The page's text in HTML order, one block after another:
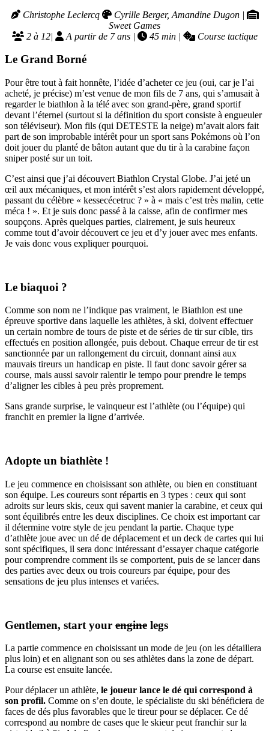
Christophe Leclercq
Cyrille Berger, Amandine Dugon |
Sweet Games
2 à 12|
A partir de 7 ans | 45 min | Course tactique
Le Grand Borné
Pour être tout à fait honnête, l’idée d’acheter ce jeu (oui, car je l’ai
acheté, je précise) m’est venue de mon fils de 7 ans, qui s’amusait à
regarder le biathlon à la télé avec son grand-père, grand sportif
devant l’éternel (surtout si la définition du sport consiste à engueuler
son téléviseur). Mon fils (qui DETESTE la neige) m’avait alors fait
part de son improbable intérêt pour un sport sans Pokémons où l’on
doit jouer du planté de bâton autant que du tir à la carabine façon
sniper posté sur un toit.
C’est ainsi que j’ai découvert Biathlon Crystal Globe. J’ai jeté un
œil aux mécaniques, et mon intérêt s’est alors rapidement développé,
passant du célèbre « kessecécetruc ? » à « mais c’est très malin, cette
méca ! ». Et je suis donc passé à la caisse, afin de confirmer mes
soupçons. Après quelques parties, clairement, je suis heureux
comme tout d’avoir découvert ce jeu et d’y jouer avec mes enfants.
Je vais donc vous expliquer pourquoi.
Le biaquoi ?
Comme son nom ne l’indique pas vraiment, le Biathlon est une
épreuve sportive dans laquelle les athlètes, à ski, doivent effectuer
un certain nombre de tours de piste et de séries de tir sur cible, tirs
effectués en position allongée, puis debout. Chaque erreur de tir est
sanctionnée par un rallongement du circuit, donnant ainsi aux
mauvais tireurs un handicap en piste. Il faut donc savoir gérer sa
course, mais aussi savoir ralentir le tempo pour prendre le temps
d’aligner les cibles à peu près proprement.
Sans grande surprise, le vainqueur est l’athlète (ou l’équipe) qui
franchit en premier la ligne d’arrivée.
Adopte un biathlète !
Le jeu commence en choisissant son athlète, ou bien en constituant
son équipe. Les coureurs sont répartis en 3 types : ceux qui sont
adroits sur leurs skis, ceux qui savent manier la carabine, et ceux qui
sont équilibrés entre les deux disciplines. Ce choix est important car
il détermine votre style de jeu pendant la partie. Chaque type
d’athlète joue avec un dé de déplacement et un deck de cartes qui lui
sont spécifiques, il sera donc intéressant d’essayer chaque catégorie
pour comprendre comment ils se comportent, puis de se lancer dans
des parties avec deux ou trois coureurs par équipe, pour des
sensations de jeu plus intenses et variées.
Gentlemen, start your engine legs
La partie commence en choisissant un mode de jeu (on les détaillera
plus loin) et en alignant son ou ses athlètes dans la zone de départ.
La course est ensuite lancée.
Pour déplacer un athlète, le joueur lance le dé qui correspond à
son profil. Comme on s’en doute, le spécialiste du ski bénéficiera de
faces de dés plus favorables que le tireur pour se déplacer. Ce dé
correspond au nombre de cases que le skieur peut franchir sur la